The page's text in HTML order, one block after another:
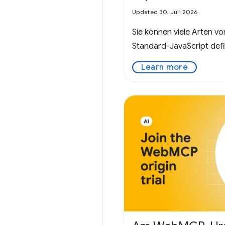
Updated 30. Juli 2026
Sie können viele Arten
Standard-JavaScript
Learn more